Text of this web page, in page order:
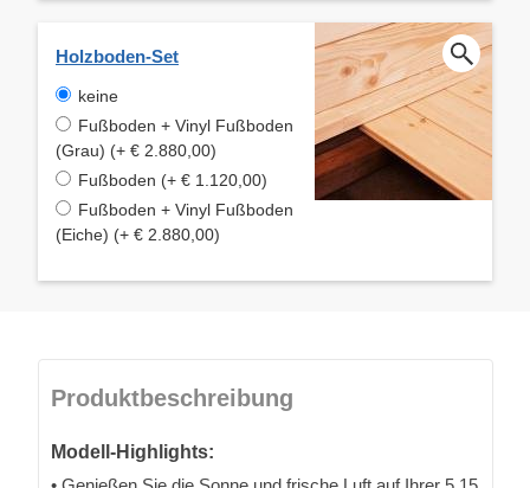
Holzboden-Set
keine
Fußboden + Vinyl Fußboden
(Grau) (+ € 2.880,00)
Fußboden (+ € 1.120,00)
Fußboden + Vinyl Fußboden
(Eiche) (+ € 2.880,00)
Produktbeschreibung
Modell-Highlights: